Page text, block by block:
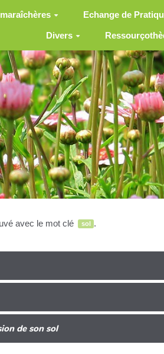
Echange de
Divers
avec le mot clé sol .
de son sol